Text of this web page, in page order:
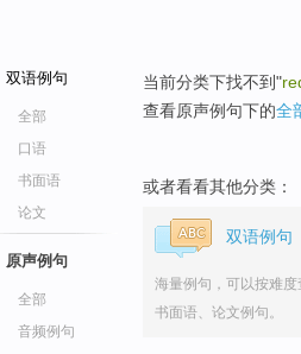
双语例句
全部
口语
书面语
论文
原声例句
全部
音频例句
当前分类下找不到"
查看原声例句下的全
或者看看其他分类：
双语例句
海量例句，可以按难度
书面语、论文例句。